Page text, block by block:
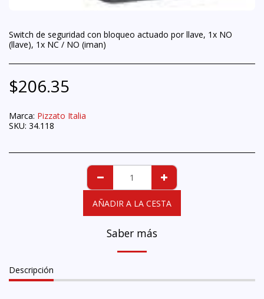
Switch de seguridad con bloqueo actuado por llave, 1x NO
(llave), 1x NC / NO (iman)
$206.35
Marca: Pizzato Italia
SKU: 34.118
AÑADIR A LA CESTA
Saber más
Descripción